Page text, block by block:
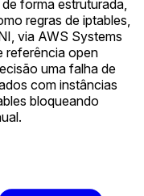
forma estruturada,
regras de iptables,
via AWS Systems
referência open
uma falha de
com instâncias
bloqueando